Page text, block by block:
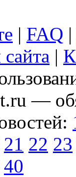
| FAQ |
|
—
21 22 23
40